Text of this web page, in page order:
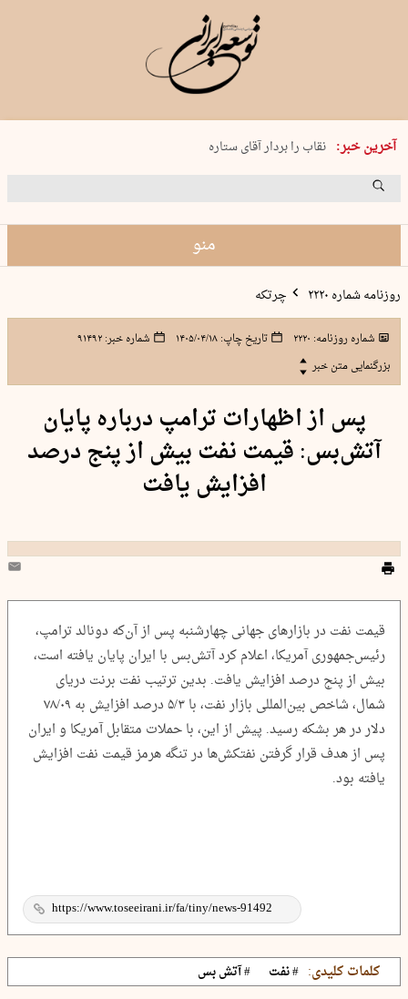
آخرین خبر:
پنجشنبه 15 مرداد 1405 شماره 2243
نقاب را بردار آقای ستاره
کدام فوتبال؟
منو
روزنامه شماره ۲۲۲۰ چرتکه
شماره روزنامه: ۲۲۲۰ تاریخ چاپ:۱۴۰۵/۰۴/۱۸ شماره خبر:۹۱۴۹۲
بزرگنمایی متن خبر
پس از اظهارات ترامپ درباره پایان
آتش‌بس: قیمت نفت بیش از پنج درصد
افزایش یافت
قیمت نفت در بازارهای جهانی چهارشنبه پس از آن‌که دونالد ترامپ،
رئیس‌جمهوری آمریکا، اعلام کرد آتش‌بس با ایران پایان یافته است،
بیش از پنج درصد افزایش یافت. بدین ترتیب نفت برنت دریای
شمال، شاخص بین‌المللی بازار نفت، با ۵/۳ درصد افزایش به ۷۸/۰۹
دلار در هر بشکه رسید. پیش از این، با حملات متقابل آمریکا و ایران
پس از هدف قرار گرفتن نفتکش‌ها در تنگه هرمز قیمت نفت افزایش
یافته بود.
کلمات کلیدی: # نفت # آتش بس